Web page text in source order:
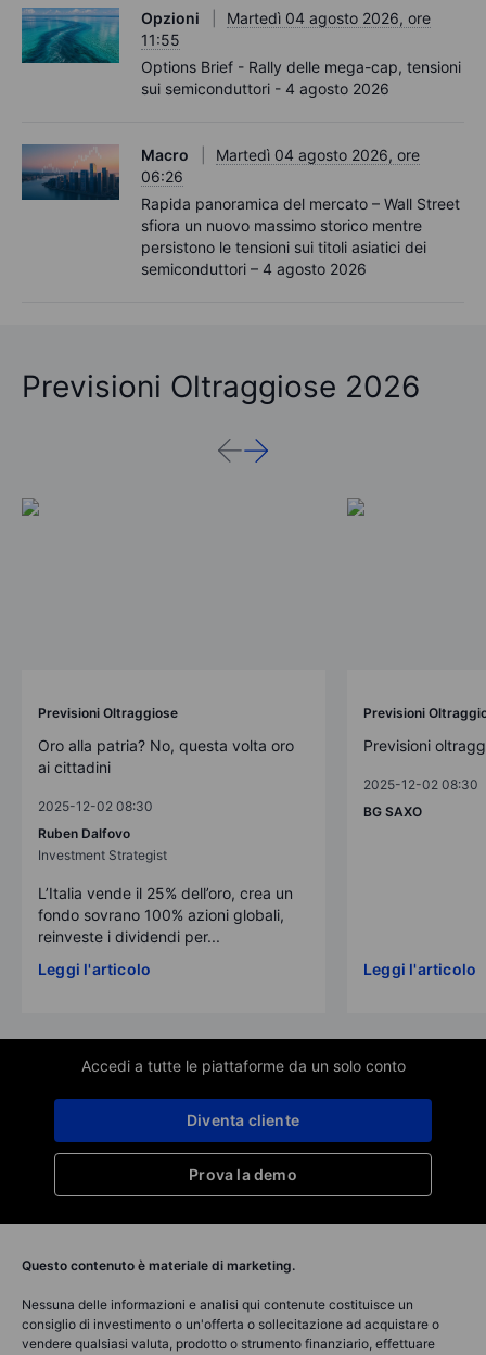
Opzioni
Martedì 04 agosto 2026, ore
11:55
Options Brief - Rally delle mega-cap, tensioni
sui semiconduttori - 4 agosto 2026
Macro
Martedì 04 agosto 2026, ore
06:26
Rapida panoramica del mercato – Wall Street
sfiora un nuovo massimo storico mentre
persistono le tensioni sui titoli asiatici dei
semiconduttori – 4 agosto 2026
Previsioni Oltraggiose 2026
Previsioni Oltraggiose
Oro alla patria? No, questa volta oro
ai cittadini
2025-12-02 08:30
Ruben Dalfovo
Investment Strategist
L’Italia vende il 25% dell’oro, crea un
fondo sovrano 100% azioni globali,
reinveste i dividendi per...
Leggi l'articolo
Previsioni
Previsioni
2025-12-02 08:30
BG SAXO
Leggi l'articolo
Accedi a tutte le piattaforme da un solo conto
Prova la demo
Diventa cliente
Questo contenuto è materiale di marketing.
Nessuna delle informazioni e analisi qui contenute costituisce un
consiglio di investimento o un'offerta o sollecitazione ad acquistare o
vendere qualsiasi valuta, prodotto o strumento finanziario, effettuare